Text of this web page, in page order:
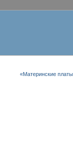
«Материнские